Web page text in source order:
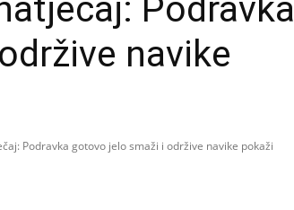
Podravka
navike
Podravka gotovo jelo smaži i održive navike pokaži